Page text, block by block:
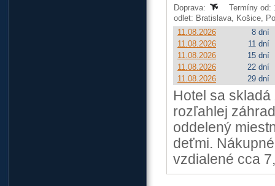
Doprava:
Termíny od:
odlet: Bratislava, Košice,
11.08.2026
8 dní
11.08.2026
11 dní
11.08.2026
15 dní
11.08.2026
22 dní
11.08.2026
29 dní
Hotel sa
rozľahlej
oddelený
deťmi.
vzdialené cca